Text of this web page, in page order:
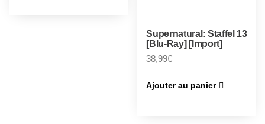
Supernatural: Staffel 13
[Blu-Ray] [Import]
38,99€
Ajouter au panier